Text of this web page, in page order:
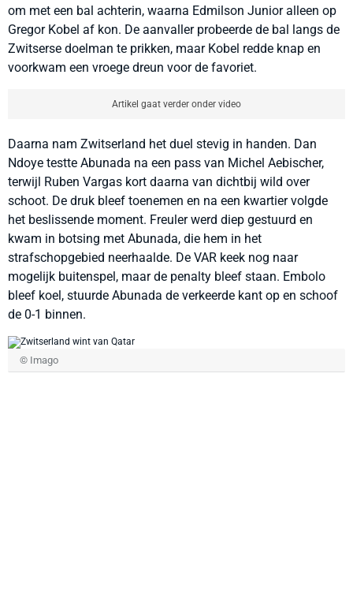
om met een bal achterin, waarna Edmilson Junior alleen op
Gregor Kobel af kon. De aanvaller probeerde de bal langs de
Zwitserse doelman te prikken, maar Kobel redde knap en
voorkwam een vroege dreun voor de favoriet.
Artikel gaat verder onder video
Daarna nam Zwitserland het duel stevig in handen. Dan
Ndoye testte Abunada na een pass van Michel Aebischer,
terwijl Ruben Vargas kort daarna van dichtbij wild over
schoot. De druk bleef toenemen en na een kwartier volgde
het beslissende moment. Freuler werd diep gestuurd en
kwam in botsing met Abunada, die hem in het
strafschopgebied neerhaalde. De VAR keek nog naar
mogelijk buitenspel, maar de penalty bleef staan. Embolo
bleef koel, stuurde Abunada de verkeerde kant op en schoof
de 0-1 binnen.
© Imago